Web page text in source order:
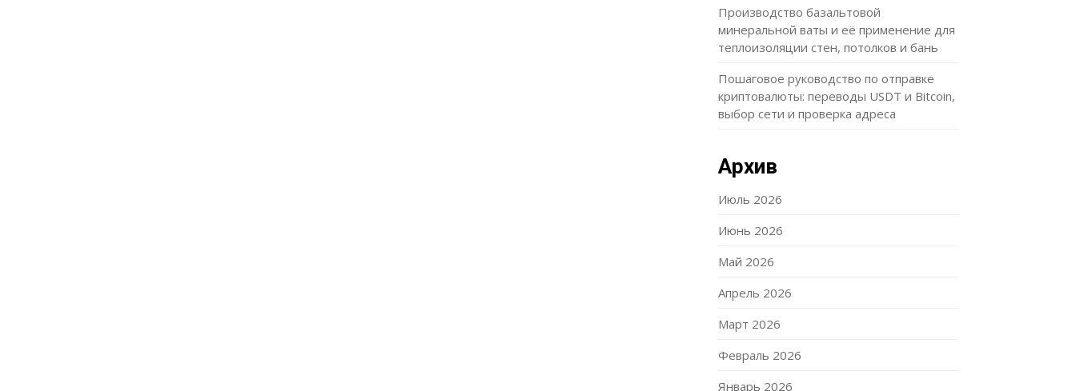
Производство базальтовой
минеральной ваты и её применение для
теплоизоляции стен, потолков и бань
Пошаговое руководство по отправке
криптовалюты: переводы USDT и Bitcoin,
выбор сети и проверка адреса
Архив
Июль 2026
Июнь 2026
Май 2026
Апрель 2026
Март 2026
Февраль 2026
Январь 2026